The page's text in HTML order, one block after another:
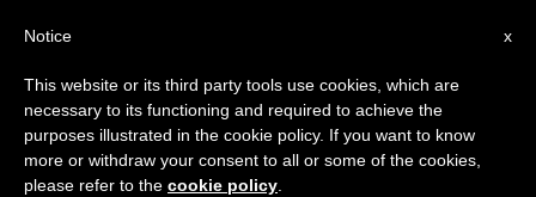
PAPI
x
Notice
This website or its third party tools use cookies, which are
necessary to its functioning and required to achieve the
purposes illustrated in the cookie policy. If you want to know
more or withdraw your consent to all or some of the cookies,
please refer to the cookie policy